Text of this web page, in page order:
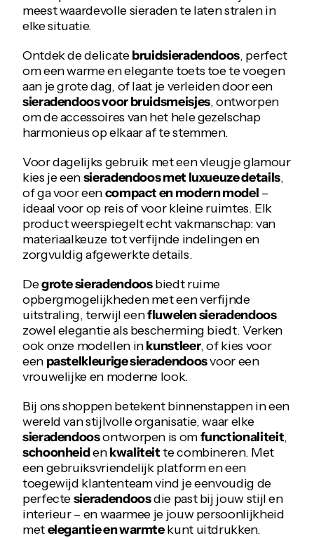
meest waardevolle sieraden te laten stralen in
elke situatie.
Ontdek de delicatebruidsieradendoos, perfect
om een warme en elegante toets toe te voegen
aan je grote dag, of laat je verleiden door een
sieradendoos voor bruidsmeisjes, ontworpen
om de accessoires van het hele gezelschap
harmonieus op elkaar af te stemmen.
Voor dagelijks gebruik met een vleugje glamour
kies je eensieradendoos met luxueuze details,
of ga voor eencompact en modern model –
ideaal voor op reis of voor kleine ruimtes. Elk
product weerspiegelt echt vakmanschap: van
materiaalkeuze tot verfijnde indelingen en
zorgvuldig afgewerkte details.
Degrote sieradendoosbiedt ruime
opbergmogelijkheden met een verfijnde
uitstraling, terwijl eenfluwelen sieradendoos
zowel elegantie als bescherming biedt. Verken
ook onze modellen inkunstleer, of kies voor
een pastelkleurige sieradendoosvoor een
vrouwelijke en moderne look.
Bij ons shoppen betekent binnenstappen in een
wereld van stijlvolle organisatie, waar elke
sieradendoosontworpen is omfunctionaliteit,
schoonheidenkwaliteitte combineren. Met
een gebruiksvriendelijk platform en een
toegewijd klantenteam vind je eenvoudig de
perfectesieradendoosdie past bij jouw stijl en
interieur – en waarmee je jouw persoonlijkheid
metelegantie en warmtekunt uitdrukken.